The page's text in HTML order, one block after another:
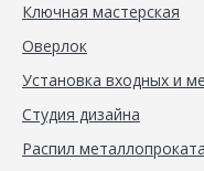
Ключная мастерская
Оверлок
Установка входных и
Студия дизайна
Распил металлопроката